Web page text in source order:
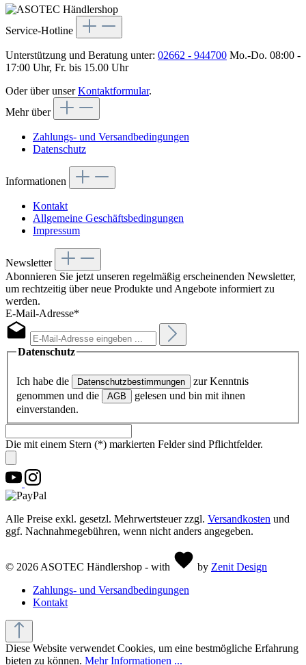
Service-Hotline
Unterstützung und Beratung unter: 02662 - 944700 Mo.-Do. 08:00 -
17:00 Uhr, Fr. bis 15.00 Uhr
Oder über unserKontaktformular.
Mehr über
Zahlungs- und Versandbedingungen
Datenschutz
Informationen
Kontakt
Allgemeine Geschäftsbedingungen
Impressum
Newsletter
Abonnieren Sie jetzt unseren regelmäßig erscheinenden Newsletter,
um rechtzeitig über neue Produkte und Angebote informiert zu
werden.
E-Mail-Adresse*
Datenschutz
Ich habe die Datenschutzbestimmungen
zur Kenntnis
genommen und die
AGB
gelesen und bin mit ihnen
einverstanden.
Die mit einem Stern (*) markierten Felder sind Pflichtfelder.
Alle Preise exkl. gesetzl. Mehrwertsteuer zzgl. Versandkosten und
ggf. Nachnahmegebühren, wenn nicht anders angegeben.
© 2026 ASOTEC Händlershop - with by Zenit Design
Zahlungs- und Versandbedingungen
Kontakt
Diese Website verwendet Cookies, um eine bestmögliche Erfahrung
bieten zu können. Mehr Informationen ...